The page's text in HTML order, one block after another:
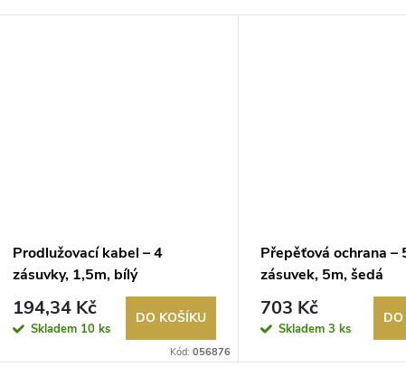
Prodlužovací kabel – 4
zásuvky, 1,5m, bílý
194,34 Kč
Skladem 10 ks
DO KOŠÍKU
Kód: 056876
Přepěťová ochrana –
zásuvek, 5m, šedá
703 Kč
Skladem 3 ks